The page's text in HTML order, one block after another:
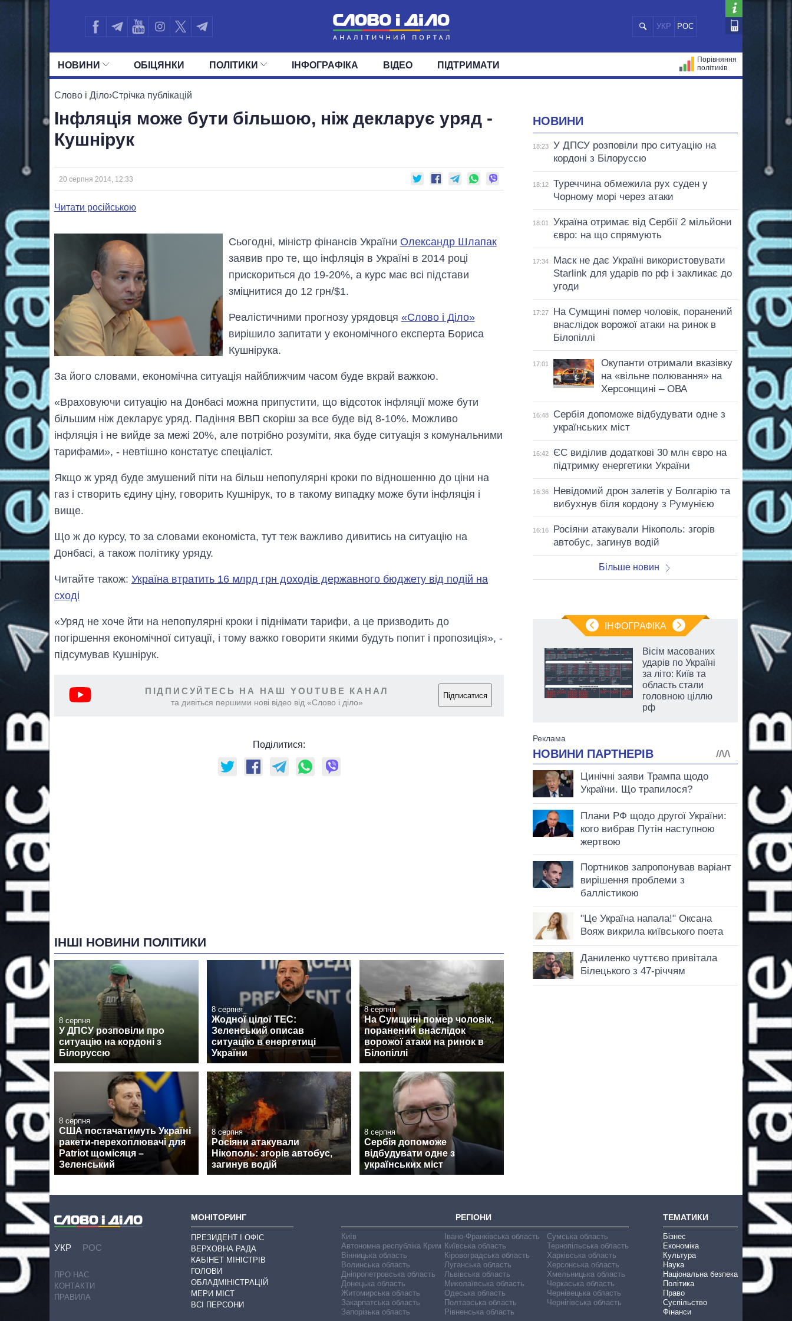
УКР РОС
НОВИНИ
ПОЛІТИКА ЕКОНОМІКА СУСПІЛЬСТВО СВІТ
ОБIЦЯНКИ ПОЛIТИКИ
УСІ ПОЛІТИКИ
ДЕПУТАТИ КОМІТЕТИ ФРАКЦІЇ ОКРУГИ
ІНФОГРАФІКА ВІДЕО ПІДТРИМАТИ
Порівняння
політиків
Слово і Діло›Стрічка публікацій
Інфляція може бути більшою, ніж декларує уряд -
Кушнірук
20 серпня 2014, 12:33
Читати російською
Сьогодні, міністр фінансів України Олександр Шлапак
заявив про те, що інфляція в Україні в 2014 році
прискориться до 19-20%, а курс має всі підстави
зміцнитися до 12 грн/$1.
Реалістичними прогнозу урядовця «Слово і Діло»
вирішило запитати у економічного експерта Бориса
Кушнірука.
За його словами, економічна ситуація найближчим часом буде вкрай важкою.
«Враховуючи ситуацію на Донбасі можна припустити, що відсоток інфляції може бути
більшим ніж декларує уряд. Падіння ВВП скоріш за все буде від 8-10%. Можливо
інфляція і не вийде за межі 20%, але потрібно розуміти, яка буде ситуація з комунальними
тарифами», - невтішно констатує спеціаліст.
Якщо ж уряд буде змушений піти на більш непопулярні кроки по відношенню до ціни на
газ і створить єдину ціну, говорить Кушнірук, то в такому випадку може бути інфляція і
вище.
Що ж до курсу, то за словами економіста, тут теж важливо дивитись на ситуацію на
Донбасі, а також політику уряду.
Читайте також: Україна втратить 16 млрд грн доходів державного бюджету від подій на
сході
«Уряд не хоче йти на непопулярні кроки і піднімати тарифи, а це призводить до
погіршення економічної ситуації, і тому важко говорити якими будуть попит і пропозиція», -
підсумував Кушнірук.
ПІДПИСУЙТЕСЬ НА НАШ YOUTUBE КАНАЛ
та дивіться першими нові відео від «Слово і діло»
Підписатися
Поділитися:
ІНШІ НОВИНИ ПОЛІТИКИ
8 серпня
У ДПСУ розповіли про
ситуацію на кордоні з
Білоруссю
8 серпня
Жодної цілої ТЕС:
Зеленський описав
ситуацію в енергетиці
України
8 серпня
На Сумщині помер чоловік,
поранений внаслідок
ворожої атаки на ринок в
Білопіллі
8 серпня
США постачатимуть Україні
ракети-перехоплювачі для
Patriot щомісяця –
Зеленський
8 серпня
Росіяни атакували
Нікополь: згорів автобус,
загинув водій
8 серпня
Сербія допоможе
відбудувати одне з
українських міст
НОВИНИ
18:23
У ДПСУ розповіли про ситуацію на
кордоні з Білоруссю
18:12
Туреччина обмежила рух суден у
Чорному морі через атаки
18:01
Україна отримає від Сербії 2 мільйони
євро: на що спрямують
17:34
Маск не дає Україні використовувати
Starlink для ударів по рф і закликає до
угоди
17:27
На Сумщині помер чоловік, поранений
внаслідок ворожої атаки на ринок в
Білопіллі
17:01
Окупанти отримали вказівку
на «вільне полювання» на
Херсонщині – ОВА
16:48
Сербія допоможе відбудувати одне з
українських міст
16:42
ЄС виділив додаткові 30 млн євро на
підтримку енергетики України
16:36
Невідомий дрон залетів у Болгарію та
вибухнув біля кордону з Румунією
16:16
Росіяни атакували Нікополь: згорів
автобус, загинув водій
Більше новин
ІНФОГРАФІКА
великої війни
Вісім масованих
ударів по Україні
за літо: Київ та
область стали
головною ціллю
рф
УКР РОС
ПРО НАС
КОНТАКТИ
ПРАВИЛА
МОНІТОРИНГ
ПРЕЗИДЕНТ І ОФІС
ВЕРХОВНА РАДА
КАБІНЕТ МІНІСТРІВ
ГОЛОВИ
ОБЛАДМІНІСТРАЦІЙ
МЕРИ МІСТ
ВСІ ПЕРСОНИ
РЕГІОНИ
Київ
Автономна республіка Крим
Вінницька область
Волинська область
Дніпропетровська область
Донецька область
Житомирська область
Закарпатська область
Запорізька область
Івано-Франківська область
Київська область
Кіровоградська область
Луганська область
Львівська область
Миколаївська область
Одеська область
Полтавська область
Рівненська область
Сумська область
Тернопільська область
Харківська область
Херсонська область
Хмельницька область
Черкаська область
Чернівецька область
Чернігівська область
ТЕМАТИКИ
Бізнес
Економіка
Культура
Наука
Національна безпека
Політика
Право
Суспільство
Фінанси